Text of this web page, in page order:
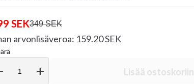
SEK349 SEK
arvonlisäveroa: 159.20 SEK
add Lisää ostoskoriin